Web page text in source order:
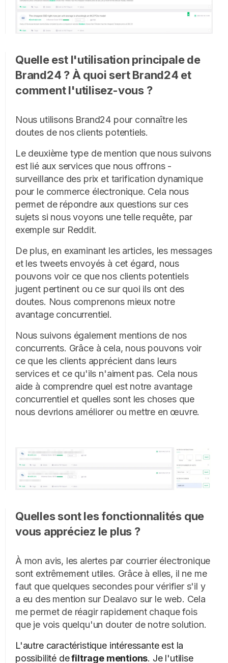
Quelle est l'utilisation principale de
Brand24 ? À quoi sert Brand24 et
comment l'utilisez-vous ?
Nous utilisons Brand24 pour connaître les
doutes de nos clients potentiels.
Le deuxième type de mention que nous suivons
est lié aux services que nous offrons -
surveillance des prix et tarification dynamique
pour le commerce électronique. Cela nous
permet de répondre aux questions sur ces
sujets si nous voyons une telle requête, par
exemple sur Reddit.
De plus, en examinant les articles, les messages
et les tweets envoyés à cet égard, nous
pouvons voir ce que nos clients potentiels
jugent pertinent ou ce sur quoi ils ont des
doutes. Nous comprenons mieux notre
avantage concurrentiel.
Nous suivons également mentions de nos
concurrents. Grâce à cela, nous pouvons voir
ce que les clients apprécient dans leurs
services et ce qu'ils n'aiment pas. Cela nous
aide à comprendre quel est notre avantage
concurrentiel et quelles sont les choses que
nous devrions améliorer ou mettre en œuvre.
Quelles sont les fonctionnalités que
vous appréciez le plus ?
À mon avis, les alertes par courrier électronique
sont extrêmement utiles. Grâce à elles, il ne me
faut que quelques secondes pour vérifier s'il y
a eu des mention sur Dealavo sur le web. Cela
me permet de réagir rapidement chaque fois
que je vois quelqu'un douter de notre solution.
L'autre caractéristique intéressante est la
possibilité defiltrage mentions. Je l'utilise